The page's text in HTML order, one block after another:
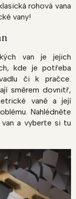
rohová vana
vany!
van je jejich
kde je potřeba
či k pračce.
směrem dovnitř,
vaně a její
Nahlédněte
a vyberte si tu